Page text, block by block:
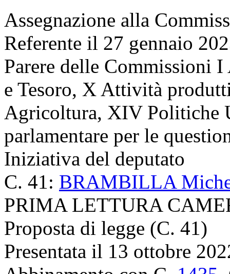
Assegnazione alla
Referente il 27 gennaio
Parere delle Commissioni
e Tesoro, X Attività
Agricoltura, XIV Politiche
parlamentare per le
Iniziativa del deputato
C. 41: BRAMBILLA
PRIMA LETTURA
Proposta di legge (C. 41)
Presentata il 13 ottobre